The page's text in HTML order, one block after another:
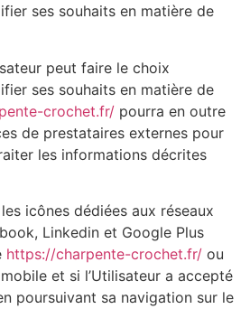
ses souhaits en matière de
peut faire le choix
ses souhaits en matière de
crochet.fr/ pourra en outre
de prestataires externes pour
les informations décrites
icônes dédiées aux réseaux
Linkedin et Google Plus
https://charpente-crochet.fr/ ou
et si l’Utilisateur a accepté
poursuivant sa navigation sur le